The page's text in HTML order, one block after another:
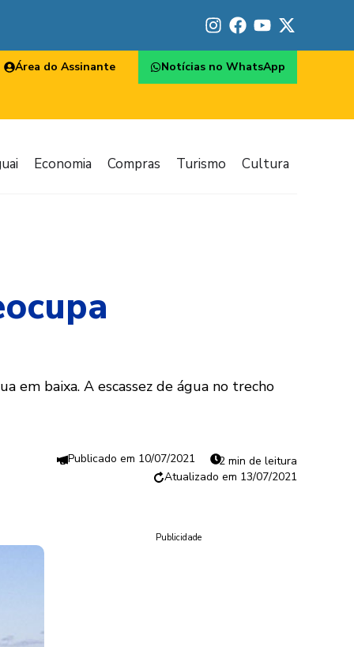
Área do Assinante Notícias no WhatsApp
Economia Compras Turismo Cultura
em baixa. A escassez de água no trecho
10/07/2021
2 min de leitura
13/07/2021
Publicidade